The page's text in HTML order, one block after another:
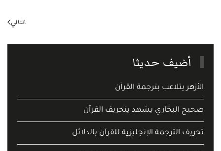
التالي
أضيف حديثا
الأزهر يتلاعب بترجمة القرآن
صحيح البخاري يشهد يتحريف القرآن
تحريف الترجمة الإنجليزية للقرآن بالدلائل